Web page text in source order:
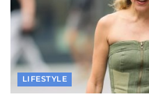
LIFESTYLE